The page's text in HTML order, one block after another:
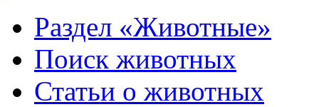
Раздел «Животные»
Поиск животных
Статьи о животных